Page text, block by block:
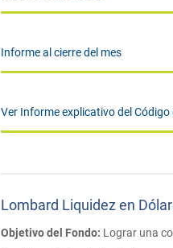
Informe al cierre del mes
Ver Informe explicativo del Código
Lombard Liquidez en
Objetivo del Fondo: Lograr una